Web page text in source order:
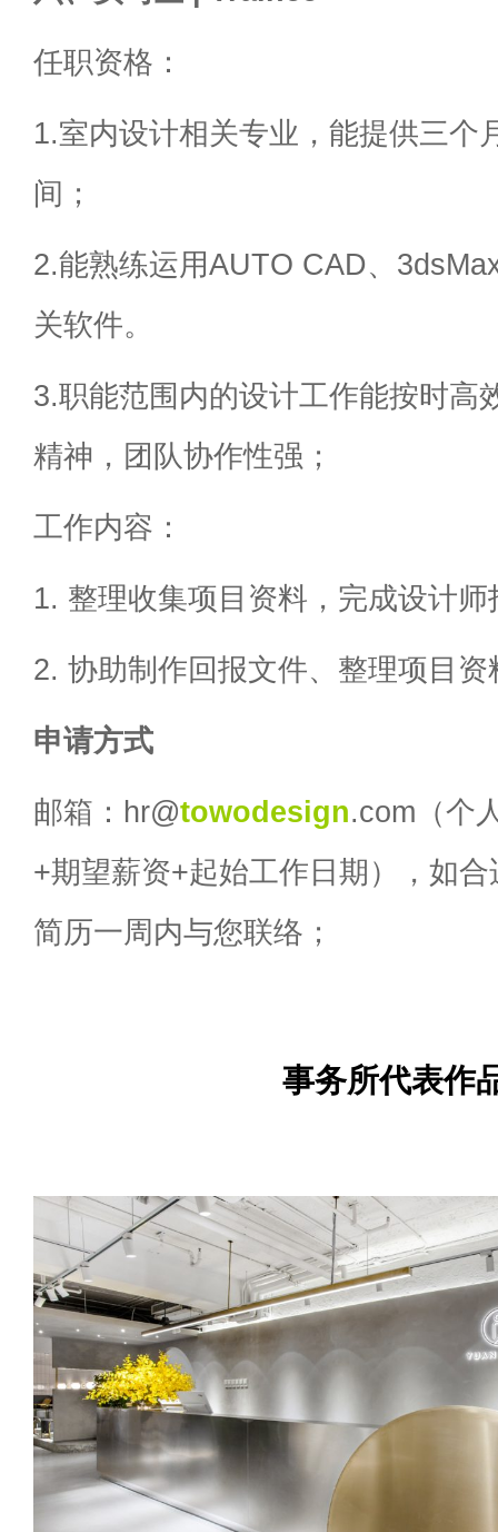
任职资格：
1.室内设计相关专业，能提供三个
间；
2.能熟练运用AUTO CAD、
关软件。
3.职能范围内的设计工作能按时高
精神，团队协作性强；
工作内容：
1. 整理收集项目资料，完成设计
2. 协助制作回报文件、整理项目资
申请方式
邮箱：hr@towodesign.com（个
+期望薪资+起始工作日期），如
简历一周内与您联络；
事务所代表作